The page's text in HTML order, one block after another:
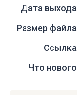
Дата выхода
Размер файла
Ссылка
Что нового